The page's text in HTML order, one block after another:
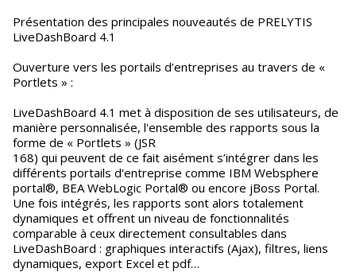
Présentation des principales nouveautés de PRELYTIS
LiveDashBoard 4.1
Ouverture vers les portails d’entreprises au travers de «
Portlets » :
LiveDashBoard 4.1 met à disposition de ses utilisateurs, de
manière personnalisée, l'ensemble des rapports sous la
forme de « Portlets » (JSR
168) qui peuvent de ce fait aisément s’intégrer dans les
différents portails d'entreprise comme IBM Websphere
portal®, BEA WebLogic Portal® ou encore jBoss Portal.
Une fois intégrés, les rapports sont alors totalement
dynamiques et offrent un niveau de fonctionnalités
comparable à ceux directement consultables dans
LiveDashBoard : graphiques interactifs (Ajax), filtres, liens
dynamiques, export Excel et pdf…